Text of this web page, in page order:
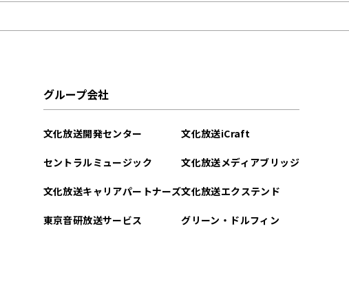
グループ会社
文化放送開発センター
セントラルミュージック
文化放送キャリアパートナーズ
東京音研放送サービス
文化放送iCraft
文化放送メディアブリッジ
文化放送エクステンド
グリーン・ドルフィン